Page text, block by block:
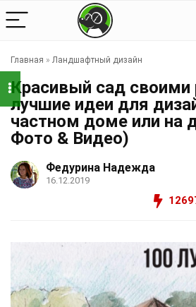
Главная » Ландшафтный дизайн
Красивый сад своими
лучшие идеи для
частном доме или на
Фото & Видео)
Федурина Надежда
16.12.2019